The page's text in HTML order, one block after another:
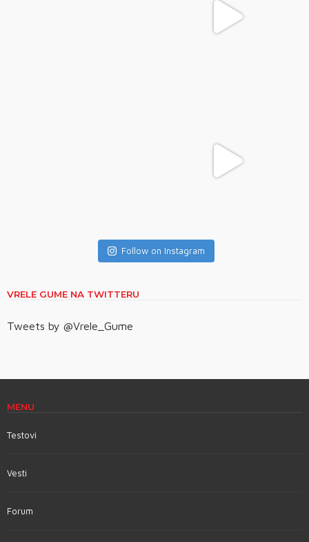
Follow on Instagram
VRELE GUME NA TWITTERU
Tweets by @Vrele_Gume
MENU
Testovi
Vesti
Forum